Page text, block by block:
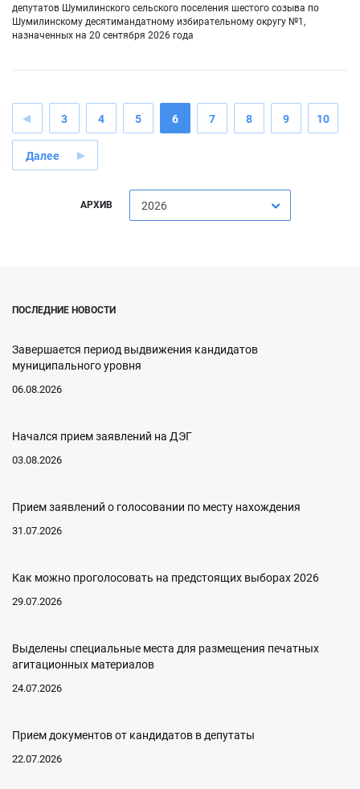
депутатов Шумилинского сельского поселения шестого созыва по
Шумилинскому десятимандатному избирательному округу №1,
назначенных на 20 сентября 2026 года
3 4 5 6 7 8 9 10
Далее
АРХИВ 2026
ПОСЛЕДНИЕ НОВОСТИ
Завершается период выдвижения кандидатов
муниципального уровня
06.08.2026
Начался прием заявлений на ДЭГ
03.08.2026
Прием заявлений о голосовании по месту нахождения
31.07.2026
Как можно проголосовать на предстоящих выборах 2026
29.07.2026
Выделены специальные места для размещения печатных
агитационных материалов
24.07.2026
Прием документов от кандидатов в депутаты
22.07.2026